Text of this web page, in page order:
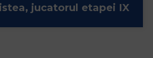
jucatorul etapei IX